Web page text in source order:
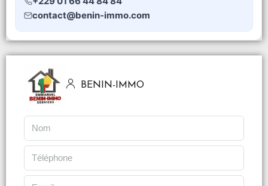
contact@benin-immo.com
BENIN-IMMO